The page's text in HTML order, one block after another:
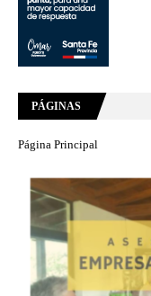
PÁGINAS
Página Principal